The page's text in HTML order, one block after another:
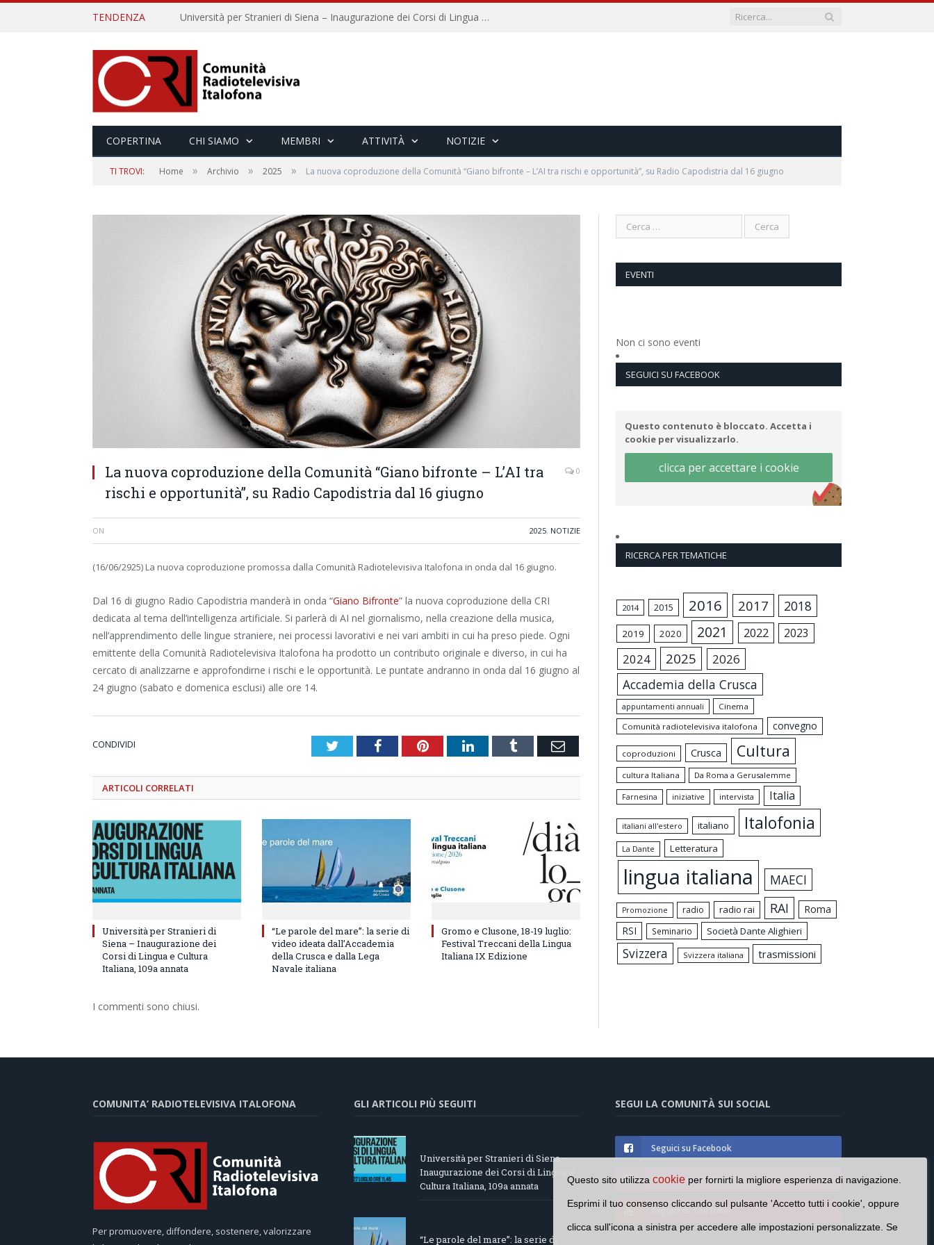
TENDENZA Università per Stranieri di Siena – Inaugurazione dei Corsi di Lingua e Cultura Italiana, 109a annata
COPERTINA CHI SIAMO MEMBRI ATTIVITÀ NOTIZIE
TI TROVI: Home » Archivio » 2025 » La nuova coproduzione della Comunità “Giano bifronte – L’AI tra rischi e opportunità”, su Radio Capodistria dal 16 giugno
La nuova coproduzione della Comunità “Giano bifronte – L’AI tra
rischi e opportunità”, su Radio Capodistria dal 16 giugno
0
ON 2025, NOTIZIE
(16/06/2925) La nuova coproduzione promossa dalla Comunità Radiotelevisiva Italofona in onda dal 16 giugno.
Dal 16 di giugno Radio Capodistria manderà in onda “Giano Bifronte” la nuova coproduzione della CRI
dedicata al tema dell’intelligenza artificiale. Si parlerà di AI nel giornalismo, nella creazione della musica,
nell’apprendimento delle lingue straniere, nei processi lavorativi e nei vari ambiti in cui ha preso piede. Ogni
emittente della Comunità Radiotelevisiva Italofona ha prodotto un contributo originale e diverso, in cui ha
cercato di analizzarne e approfondirne i rischi e le opportunità. Le puntate andranno in onda dal 16 giugno al
24 giugno (sabato e domenica esclusi) alle ore 14.
CONDIVIDI TwitterFacebookPinterestLinkedInTumblr Email
ARTICOLI CORRELATI
Università per Stranieri di
Siena – Inaugurazione dei
Corsi di Lingua e Cultura
Italiana, 109a annata
“Le parole del mare”: la serie di
video ideata dall’Accademia
della Crusca e dalla Lega
Navale italiana
Gromo e Clusone, 18-19 luglio:
Festival Treccani della Lingua
Italiana IX Edizione
I commenti sono chiusi.
EVENTI
Non ci sono eventi
SEGUICI SU FACEBOOK
Questo contenuto è bloccato. Accetta i
cookie per visualizzarlo.
clicca per accettare i cookie
RICERCA PER TEMATICHE
2014 2015 2016 2017 2018
2019 2020 2021 2022 2023
2024 2025 2026
Accademia della Crusca
appuntamenti annuali
Cinema
Comunità radiotelevisiva italofona
convegno
coproduzioni Crusca Cultura
cultura Italiana Da Roma a Gerusalemme
Farnesina iniziative intervista Italia
italiani all'estero italiano Italofonia
La Dante Letteratura
lingua italiana MAECI
Promozione radio radio rai RAI
Roma
RSI
Seminario Società Dante Alighieri
Svizzera Svizzera italiana trasmissioni
COMUNITA’ RADIOTELEVISIVA ITALOFONA
Per promuovere, diffondere, sostenere, valorizzare
GLI ARTICOLI PIÙ SEGUITI
Università per Stranieri di Siena –
Inaugurazione dei Corsi di Lingua e
Cultura Italiana, 109a annata
“Le parole del mare”: la serie di
SEGUI LA COMUNITÀ SUI SOCIAL
Seguici su Facebook
Seguici su Instagram
Seguici su YouTube
Questo sito utilizzacookie per fornirti la migliore esperienza di navigazione.
Esprimi il tuo consenso cliccando sul pulsante 'Accetto tutti i cookie', oppure
clicca sull'icona a sinistra per accedere alle impostazioni personalizzate. Se